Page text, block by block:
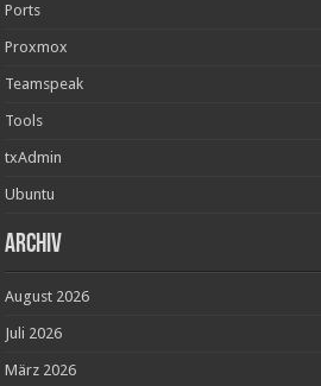
Ports
Proxmox
Teamspeak
Tools
txAdmin
Ubuntu
Archiv
August 2026
Juli 2026
März 2026